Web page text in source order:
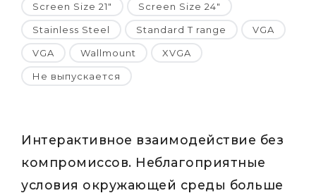
Screen Size 21" Screen Size 24"
Stainless Steel Standard T range VGA
VGA Wallmount XVGA
Не выпускается
Интерактивное взаимодействие без
компромиссов. Неблагоприятные
условия окружающей среды больше